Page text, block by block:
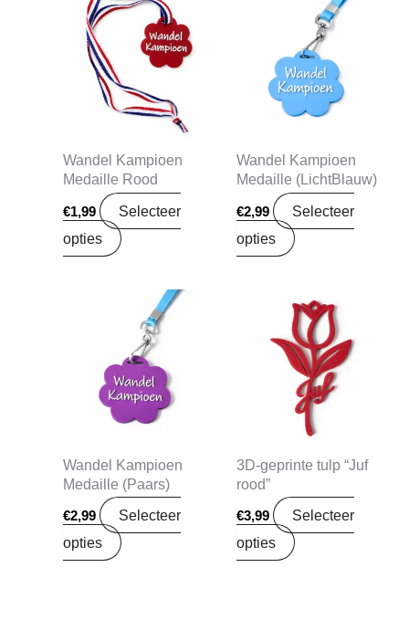
Wandel Kampioen
Medaille Rood
€1,99
Selecteer
opties
Wandel Kampioen
Medaille (LichtBlauw)
€2,99
Selecteer
opties
Wandel Kampioen
Medaille (Paars)
€2,99
Selecteer
opties
3D‑geprinte tulp “Juf
rood”
€3,99
Selecteer
opties